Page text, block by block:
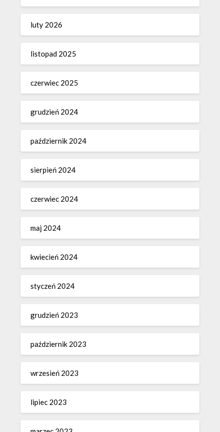
luty 2026
listopad 2025
czerwiec 2025
grudzień 2024
październik 2024
sierpień 2024
czerwiec 2024
maj 2024
kwiecień 2024
styczeń 2024
grudzień 2023
październik 2023
wrzesień 2023
lipiec 2023